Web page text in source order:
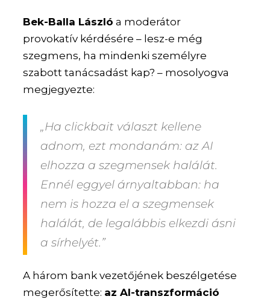
Bek-Balla László a moderátor
provokatív kérdésére – lesz-e még
szegmens, ha mindenki személyre
szabott tanácsadást kap? – mosolyogva
megjegyezte:
„Ha clickbait választ kellene
adnom, ezt mondanám: az AI
elhozza a szegmensek halálát.
Ennél eggyel árnyaltabban: ha
nem is hozza el a szegmensek
halálát, de legalábbis elkezdi ásni
a sírhelyét.”
A három bank vezetőjének beszélgetése
megerősítette: az AI-transzformáció